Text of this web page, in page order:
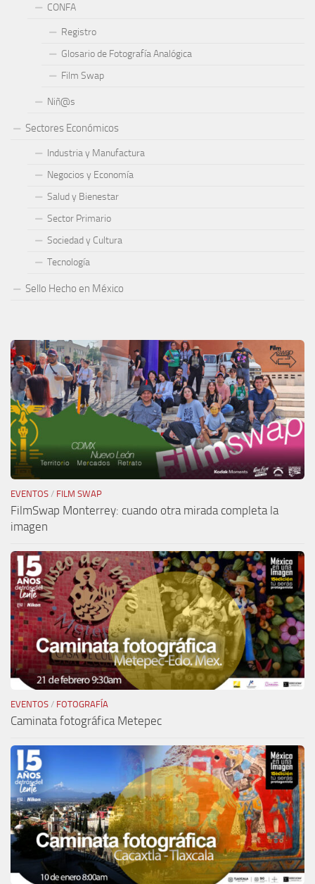
CONFA
Registro
Glosario de Fotografía Analógica
Film Swap
Niñ@s
Sectores Económicos
Industria y Manufactura
Negocios y Economía
Salud y Bienestar
Sector Primario
Sociedad y Cultura
Tecnología
Sello Hecho en México
EVENTOS / FILM SWAP
FilmSwap Monterrey: cuando otra mirada completa la
imagen
EVENTOS / FOTOGRAFÍA
Caminata fotográfica Metepec